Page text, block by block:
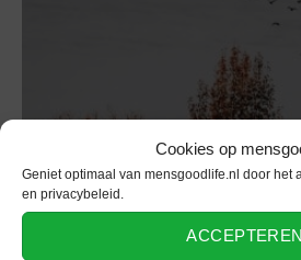
Cookies op
Geniet optimaal van mensgoodlife.nl door het
en privacybeleid.
ACCEPTEREN
Huishouden